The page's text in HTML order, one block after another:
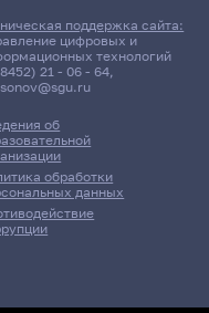
об
обработки
данных
поддержка сайта:
цифровых и
технологий
21 - 06 - 64,